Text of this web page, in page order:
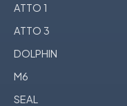
ATTO 1
ATTO 3
DOLPHIN
M6
SEAL